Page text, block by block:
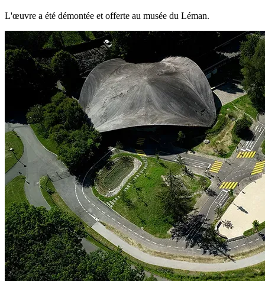
L'œuvre a été démontée et offerte au musée du Léman.